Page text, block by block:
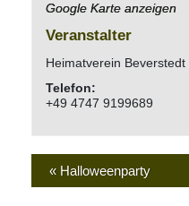
Google Karte anzeigen
Veranstalter
Heimatverein Beverstedt
Telefon:
+49 4747 9199689
« Halloweenparty